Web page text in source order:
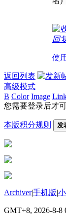
回
使
返回列表
高级模式
B Color Image
您需要登录后才
本版积分规则 发
Archiver|手机版|
GMT+8, 2026-8-8